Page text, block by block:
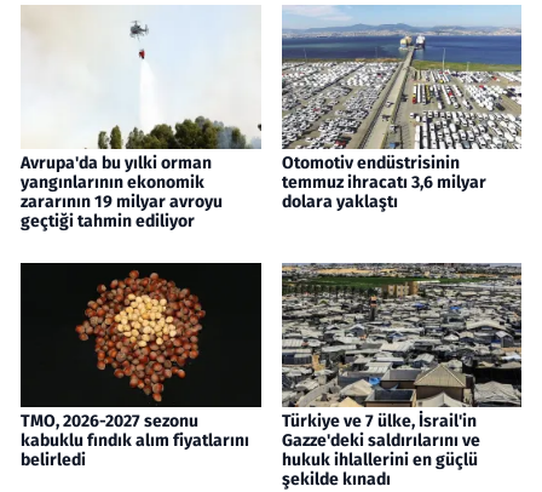
Avrupa'da bu yılki orman
yangınlarının ekonomik
zararının 19 milyar avroyu
geçtiği tahmin ediliyor
Otomotiv endüstrisinin
temmuz ihracatı 3,6 milyar
dolara yaklaştı
TMO, 2026-2027 sezonu
kabuklu fındık alım fiyatlarını
belirledi
Türkiye ve 7 ülke, İsrail'in
Gazze'deki saldırılarını ve
hukuk ihlallerini en güçlü
şekilde kınadı